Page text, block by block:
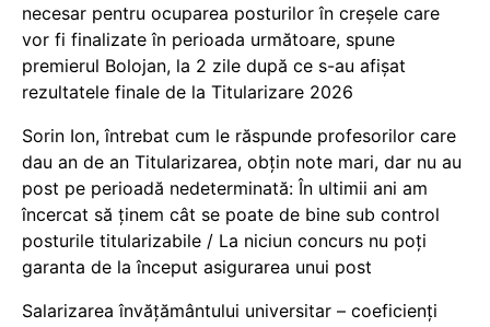
necesar pentru ocuparea posturilor în creșele care
vor fi finalizate în perioada următoare, spune
premierul Bolojan, la 2 zile după ce s-au afișat
rezultatele finale de la Titularizare 2026
Sorin Ion, întrebat cum le răspunde profesorilor care
dau an de an Titularizarea, obțin note mari, dar nu au
post pe perioadă nedeterminată: În ultimii ani am
încercat să ținem cât se poate de bine sub control
posturile titularizabile / La niciun concurs nu poți
garanta de la început asigurarea unui post
Salarizarea învățământului universitar – coeficienți